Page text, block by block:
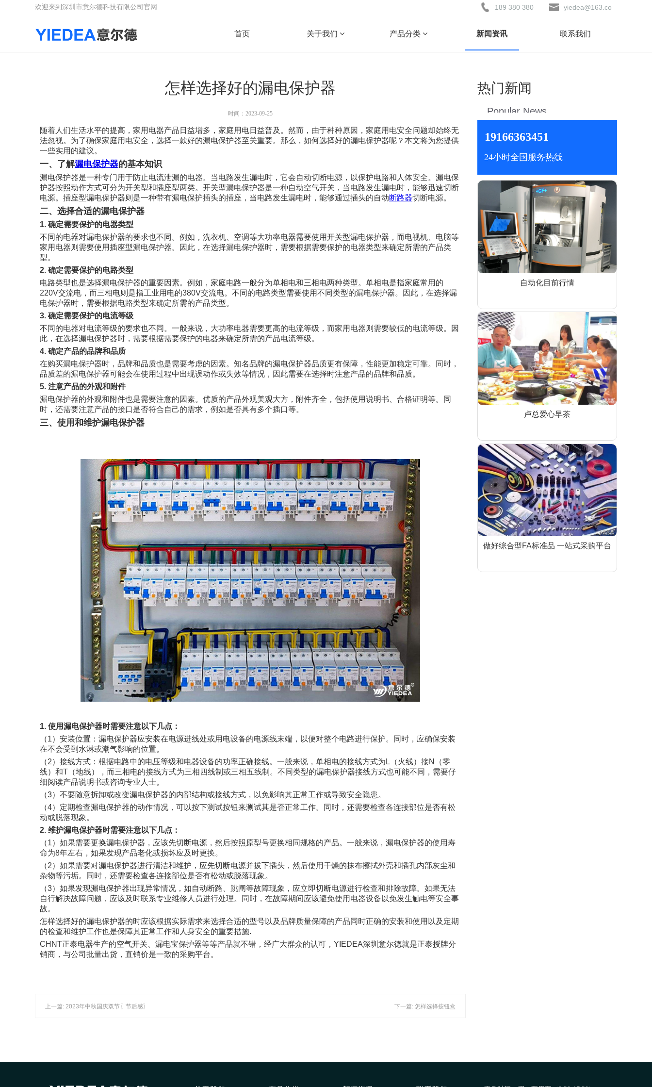
首页 关于我们 产品分类 新闻资讯 联系我们
189 380 380
yiedea@163.co
欢迎来到深圳市意尔德科技有限公司官网
热门新闻
Popular News
24小时全国服务热线
19166363451
自动化目前行情
卢总爱心早茶
做好综合型FA标准品 一站式采购平台
怎样选择好的漏电保护器
时间：2023-09-25
随着人们生活水平的提高，家用电器产品日益增多，家庭用电日益普及。然而，由于种种原因，家庭用电安全问题却始终无
法忽视。为了确保家庭用电安全，选择一款好的漏电保护器至关重要。那么，如何选择好的漏电保护器呢？本文将为您提供
一些实用的建议。
一、了解漏电保护器的基本知识
漏电保护器是一种专门用于防止电流泄漏的电器。当电路发生漏电时，它会自动切断电源，以保护电路和人体安全。漏电保
护器按照动作方式可分为开关型和插座型两类。开关型漏电保护器是一种自动空气开关，当电路发生漏电时，能够迅速切断
电源。插座型漏电保护器则是一种带有漏电保护插头的插座，当电路发生漏电时，能够通过插头的自动断路器切断电源。
二、选择合适的漏电保护器
1. 确定需要保护的电器类型
不同的电器对漏电保护器的要求也不同。例如，洗衣机、空调等大功率电器需要使用开关型漏电保护器，而电视机、电脑等
家用电器则需要使用插座型漏电保护器。因此，在选择漏电保护器时，需要根据需要保护的电器类型来确定所需的产品类
型。
2. 确定需要保护的电路类型
电路类型也是选择漏电保护器的重要因素。例如，家庭电路一般分为单相电和三相电两种类型。单相电是指家庭常用的
220V交流电，而三相电则是指工业用电的380V交流电。不同的电路类型需要使用不同类型的漏电保护器。因此，在选择漏
电保护器时，需要根据电路类型来确定所需的产品类型。
3. 确定需要保护的电流等级
不同的电器对电流等级的要求也不同。一般来说，大功率电器需要更高的电流等级，而家用电器则需要较低的电流等级。因
此，在选择漏电保护器时，需要根据需要保护的电器来确定所需的产品电流等级。
4. 确定产品的品牌和品质
在购买漏电保护器时，品牌和品质也是需要考虑的因素。知名品牌的漏电保护器品质更有保障，性能更加稳定可靠。同时，
品质差的漏电保护器可能会在使用过程中出现误动作或失效等情况，因此需要在选择时注意产品的品牌和品质。
5. 注意产品的外观和附件
漏电保护器的外观和附件也是需要注意的因素。优质的产品外观美观大方，附件齐全，包括使用说明书、合格证明等。同
时，还需要注意产品的接口是否符合自己的需求，例如是否具有多个插口等。
三、使用和维护漏电保护器
1. 使用漏电保护器时需要注意以下几点：
（1）安装位置：漏电保护器应安装在电源进线处或用电设备的电源线末端，以便对整个电路进行保护。同时，应确保安装
在不会受到水淋或潮气影响的位置。
（2）接线方式：根据电路中的电压等级和电器设备的功率正确接线。一般来说，单相电的接线方式为L（火线）接N（零
线）和T（地线），而三相电的接线方式为三相四线制或三相五线制。不同类型的漏电保护器接线方式也可能不同，需要仔
细阅读产品说明书或咨询专业人士。
（3）不要随意拆卸或改变漏电保护器的内部结构或接线方式，以免影响其正常工作或导致安全隐患。
（4）定期检查漏电保护器的动作情况，可以按下测试按钮来测试其是否正常工作。同时，还需要检查各连接部位是否有松
动或脱落现象。
2. 维护漏电保护器时需要注意以下几点：
（1）如果需要更换漏电保护器，应该先切断电源，然后按照原型号更换相同规格的产品。一般来说，漏电保护器的使用寿
命为8年左右，如果发现产品老化或损坏应及时更换。
（2）如果需要对漏电保护器进行清洁和维护，应先切断电源并拔下插头，然后使用干燥的抹布擦拭外壳和插孔内部灰尘和
杂物等污垢。同时，还需要检查各连接部位是否有松动或脱落现象。
（3）如果发现漏电保护器出现异常情况，如自动断路、跳闸等故障现象，应立即切断电源进行检查和排除故障。如果无法
自行解决故障问题，应该及时联系专业维修人员进行处理。同时，在故障期间应该避免使用电器设备以免发生触电等安全事
故。
怎样选择好的漏电保护器的时应该根据实际需求来选择合适的型号以及品牌质量保障的产品同时正确的安装和使用以及定期
的检查和维护工作也是保障其正常工作和人身安全的重要措施.
CHNT正泰电器生产的空气开关、漏电宝保护器等等产品就不错，经广大群众的认可，YIEDEA深圳意尔德就是正泰授牌分
销商，与公司批量出货，直销价是一致的采购平台。
上一篇: 2023年中秋国庆双节〖节后感〗 下一篇: 怎样选择按钮盒